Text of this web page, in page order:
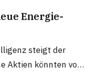
Energie-
steigt der
Aktien könnten von